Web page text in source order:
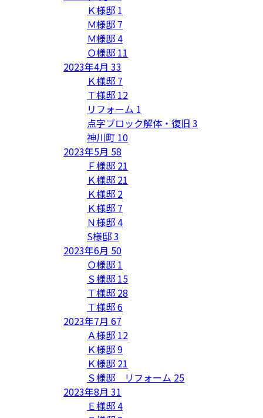
Ｋ様邸 1
Ｍ様邸 7
Ｍ様邸4
Ｏ様邸 11
2023年4月 33
Ｋ様邸 7
Ｔ様邸 12
リフォーム 1
点字ブロック解体・復旧 3
神川町 10
2023年5月 58
Ｆ様邸 21
Ｋ様邸 21
Ｋ様邸 2
Ｋ様邸 7
Ｎ様邸4
S様邸3
2023年6月 50
Ｏ様邸 1
Ｓ様邸 15
Ｔ様邸 28
Ｔ様邸6
2023年7月 67
Ａ様邸 12
Ｋ様邸9
Ｋ様邸 21
Ｓ様邸 リフォーム 25
2023年8月 31
Ｅ様邸4